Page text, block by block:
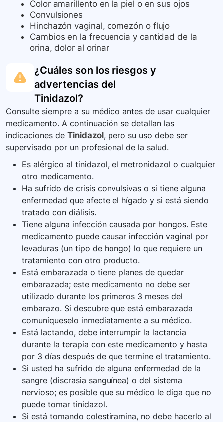
Color amarillento en la piel o en sus ojos
Convulsiones
Hinchazón vaginal, comezón o flujo
Cambios en la frecuencia y cantidad de la
orina, dolor al orinar
¿Cuáles son los riesgos y
advertencias del
Tinidazol?
Consulte siempre a su médico antes de usar cualquier
medicamento. A continuación se detallan las
indicaciones de Tinidazol, pero su uso debe ser
supervisado por un profesional de la salud.
Es alérgico al tinidazol, el metronidazol o cualquier
otro medicamento.
Ha sufrido de crisis convulsivas o si tiene alguna
enfermedad que afecte el hígado y si está siendo
tratado con diálisis.
Tiene alguna infección causada por hongos. Este
medicamento puede causar infección vaginal por
levaduras (un tipo de hongo) lo que requiere un
tratamiento con otro producto.
Está embarazada o tiene planes de quedar
embarazada; este medicamento no debe ser
utilizado durante los primeros 3 meses del
embarazo. Si descubre que está embarazada
comuníqueselo inmediatamente a su médico.
Está lactando, debe interrumpir la lactancia
durante la terapia con este medicamento y hasta
por 3 días después de que termine el tratamiento.
Si usted ha sufrido de alguna enfermedad de la
sangre (discrasia sanguínea) o del sistema
nervioso; es posible que su médico le diga que no
puede tomar tinidazol.
Si está tomando colestiramina, no debe hacerlo al